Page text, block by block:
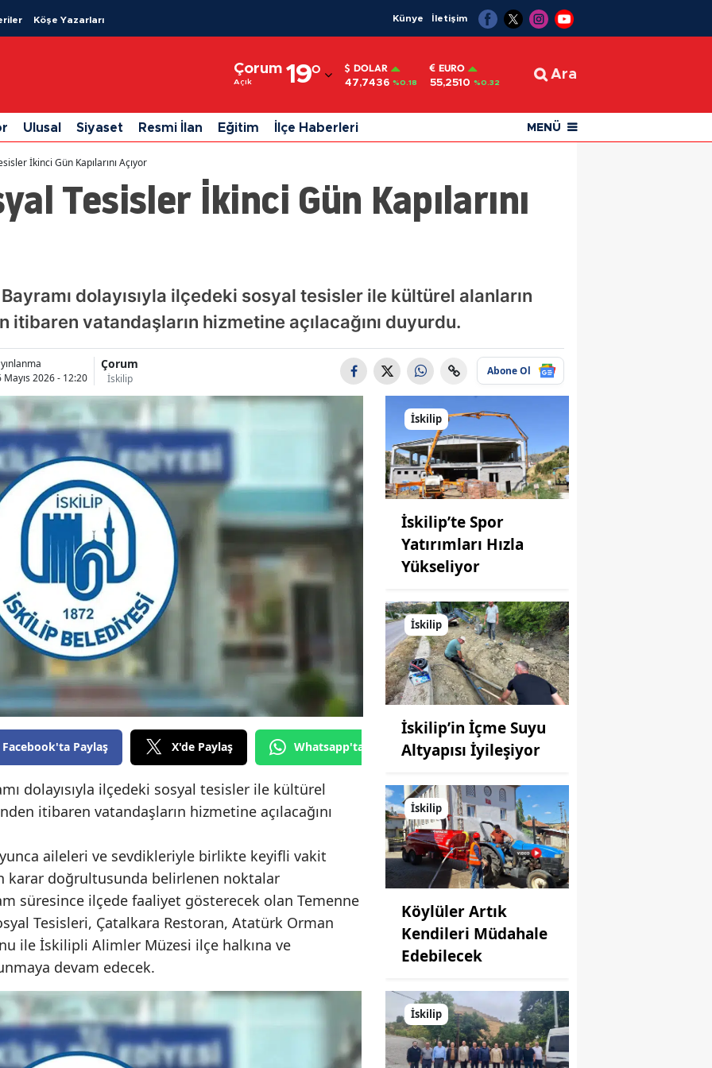
Köşe Yazarları Künye İletişim
Çorum
Açık 19°
Adıyaman
Afyonkarahisar
Ağrı
Ankara
Aydın
Bingöl
Bursa
Çanakkale
Çankırı
Çorum
Denizli
Diyarbakır
Edirne
Elazığ
Erzincan
Eskişehir
Gaziantep
Giresun
Hakkari
DOLAR
47,7436 %0.18
EURO
55,2510 %0.32
Ara
Ulusal Siyaset Resmi İlan Eğitim İlçe Haberleri MENÜ
İkinci Gün Kapılarını Açıyor
Tesisler İkinci Gün Kapılarını
dolayısıyla ilçedeki sosyal tesisler ile kültürel alanların
itibaren vatandaşların hizmetine açılacağını duyurdu.
Mayıs 2026 - 12:20
Çorum
İskilip
Abone Ol
Facebook'ta Paylaş X'de Paylaş Whatsapp'tan Gönder
dolayısıyla ilçedeki sosyal tesisler ile kültürel
itibaren vatandaşların hizmetine açılacağını
aileleri ve sevdikleriyle birlikte keyifli vakit
karar doğrultusunda belirlenen noktalar
süresince ilçede faaliyet gösterecek olan Temenne
Tesisleri, Çatalkara Restoran, Atatürk Orman
ile İskilipli Alimler Müzesi ilçe halkına ve
devam edecek.
İskilip
İskilip’te Spor
Yatırımları Hızla
Yükseliyor
İskilip
İskilip’in İçme Suyu
Altyapısı İyileşiyor
İskilip
Köylüler Artık
Kendileri Müdahale
Edebilecek
İskilip